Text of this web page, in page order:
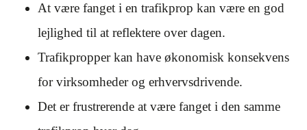
At være fanget i en trafikprop kan være en god
lejlighed til at reflektere over dagen.
Trafikpropper kan have økonomisk konsekvens
for virksomheder og erhvervsdrivende.
Det er frustrerende at være fanget i den samme